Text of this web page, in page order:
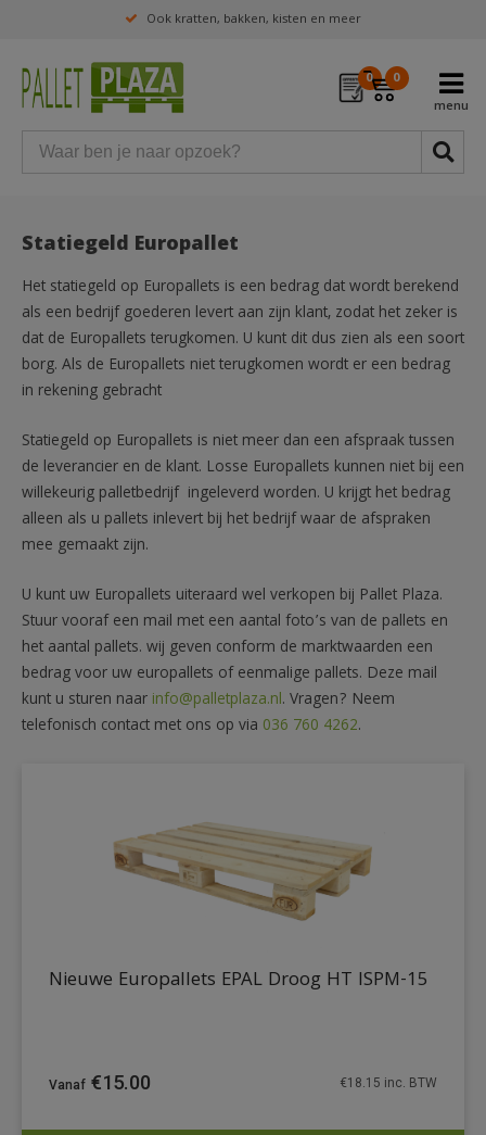
Ook kratten, bakken, kisten en meer
0 0
Statiegeld Europallet
Het statiegeld op Europallets is een bedrag dat wordt berekend
als een bedrijf goederen levert aan zijn klant, zodat het zeker is
dat de Europallets terugkomen. U kunt dit dus zien als een soort
borg. Als de Europallets niet terugkomen wordt er een bedrag
in rekening gebracht
Statiegeld op Europallets is niet meer dan een afspraak tussen
de leverancier en de klant. Losse Europallets kunnen niet bij een
willekeurig palletbedrijf ingeleverd worden. U krijgt het bedrag
alleen als u pallets inlevert bij het bedrijf waar de afspraken
mee gemaakt zijn.
U kunt uw Europallets uiteraard wel verkopen bij Pallet Plaza.
Stuur vooraf een mail met een aantal foto’s van de pallets en
het aantal pallets. wij geven conform de marktwaarden een
bedrag voor uw europallets of eenmalige pallets. Deze mail
kunt u sturen naar info@palletplaza.nl. Vragen? Neem
telefonisch contact met ons op via 036 760 4262.
Nieuwe Europallets EPAL Droog HT ISPM-15
€15.00 €18.15 inc. BTW